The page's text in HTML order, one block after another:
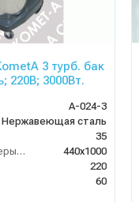
3 турб. бак
220В; 3000Вт.
A-024-3
Нержавеющая сталь
35
Габаритные размеры, мм
440x1000
220
60